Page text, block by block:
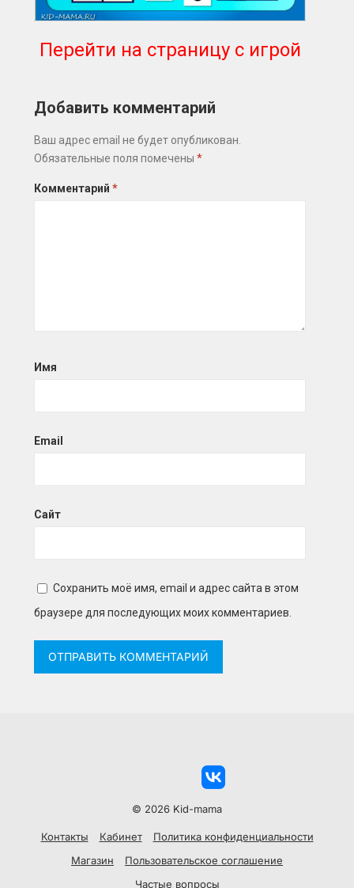
Перейти на страницу с игрой
Добавить комментарий
Ваш адрес email не будет опубликован.
Обязательные поля помечены*
Комментарий*
Имя
Email
Сайт
Сохранить моё имя, email и адрес сайта в этом
браузере для последующих моих комментариев.
© 2026 Kid-mama
Контакты Кабинет
Политика конфиденциальности
Магазин
Пользовательское соглашение
Частые вопросы